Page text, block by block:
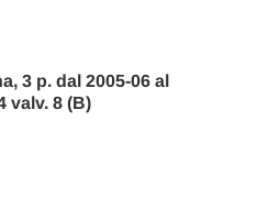
3 p. dal 2005-06 al
valv. 8 (B)